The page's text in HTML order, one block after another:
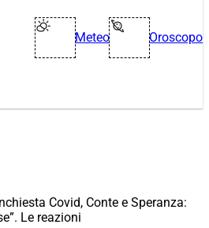
Meteo Oroscopo
Inchiesta Covid, Conte e Speranza:
Le reazioni